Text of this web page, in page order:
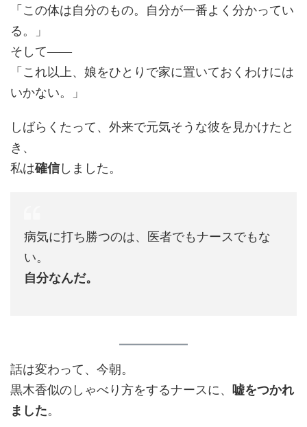
「この体は自分のもの。自分が一番よく分かってい
る。」
そして――
「これ以上、娘をひとりで家に置いておくわけには
いかない。」
しばらくたって、外来で元気そうな彼を見かけたと
き、
私は確信しました。
病気に打ち勝つのは、医者でもナースでもな
い。
自分なんだ。
話は変わって、今朝。
黒木香似のしゃべり方をするナースに、 嘘をつかれ
ました。